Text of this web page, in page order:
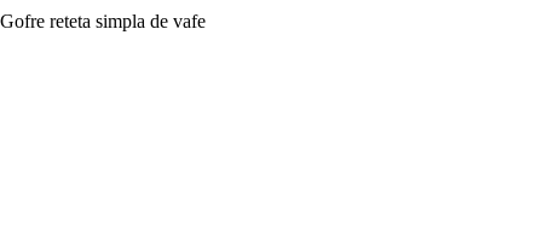
Gofre reteta simpla de vafe